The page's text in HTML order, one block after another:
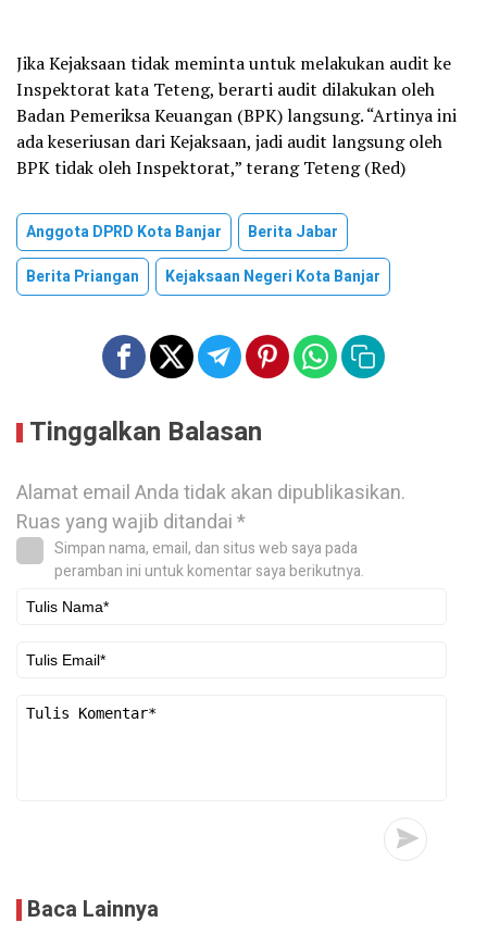
Jika Kejaksaan tidak meminta untuk melakukan audit ke
Inspektorat kata Teteng, berarti audit dilakukan oleh
Badan Pemeriksa Keuangan (BPK) langsung. “Artinya ini
ada keseriusan dari Kejaksaan, jadi audit langsung oleh
BPK tidak oleh Inspektorat,” terang Teteng (Red)
Anggota DPRD Kota Banjar
Berita Jabar
Berita Priangan
Kejaksaan Negeri Kota Banjar
Tinggalkan Balasan
Alamat email Anda tidak akan dipublikasikan.
Ruas yang wajib ditandai*
Simpan nama, email, dan situs web saya pada
peramban ini untuk komentar saya berikutnya.
Baca Lainnya